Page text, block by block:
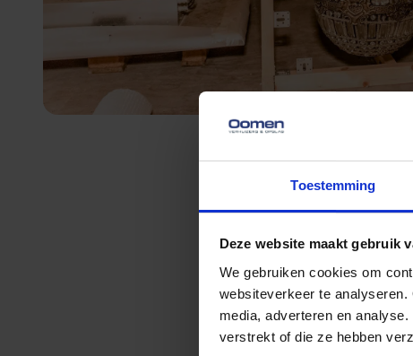
Toestemming
Deze website maakt gebruik
We gebruiken cookies om
websiteverkeer te
media, adverteren en
verstrekt of die ze hebben